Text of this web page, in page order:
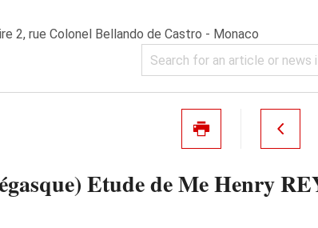
2, rue Colonel Bellando de Castro - Monaco
Etude de Me Henry